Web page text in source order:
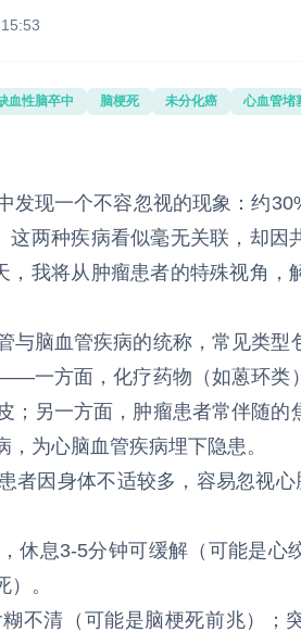
血性脑卒中 脑梗死 未分化癌 心血管堵
发现一个不容忽视的现象：约
这两种疾病看似毫无关联，却因
，我将从肿瘤患者的特殊视角，
与脑血管疾病的统称，常见类型
一方面，化疗药物（如蒽环类
；另一方面，肿瘤患者常伴随的
为心脑血管疾病埋下隐患。
者因身体不适较多，容易忽视心
休息3-5分钟可缓解（可能是心
。
不清（可能是脑梗死前兆）；